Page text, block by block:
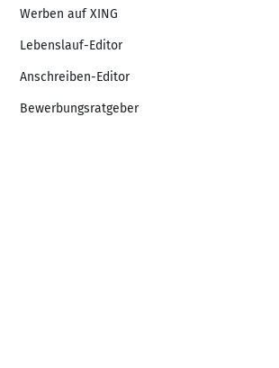
Werben auf XING
Lebenslauf-Editor
Anschreiben-Editor
Bewerbungsratgeber